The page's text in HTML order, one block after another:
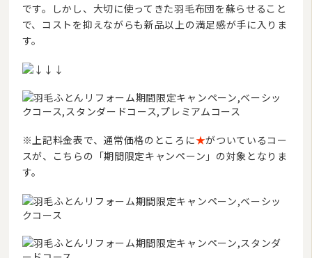
です。しかし、大切に使ってきた羽毛布団を蘇らせること
で、コストを抑えながらも新品以上の満足感が手に入りま
す。
※上記料金表で、通常価格のところに★がついているコー
スが、こちらの「期間限定キャンペーン」の対象となりま
す。